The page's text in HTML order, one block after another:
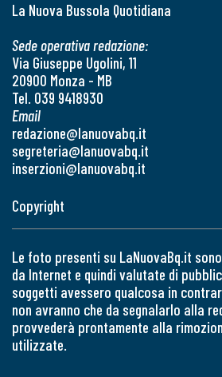
La Nuova Bussola Quotidiana
Sede operativa redazione:
Via Giuseppe Ugolini, 11
20900 Monza - MB
Tel. 039 9418930
Email
redazione@lanuovabq.it
segreteria@lanuovabq.it
inserzioni@lanuovabq.it
Copyright
Le foto presenti su LaNuovaBq.it
da Internet e quindi valutate di
soggetti avessero qualcosa in
non avranno che da segnalarlo alla
provvederà prontamente alla
utilizzate.